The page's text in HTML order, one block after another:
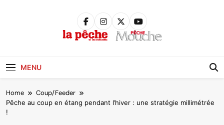
MENU
Home Coup/Feeder
Pêche au coup en étang pendant l’hiver : une stratégie millimétrée
!